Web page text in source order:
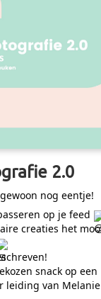
2.0
nog eentje!
op je feed
creaties het
snack op een
leiding van Melanie